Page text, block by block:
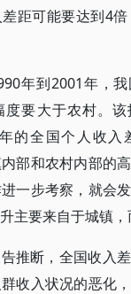
距可能要达到4
年到2001年，
度要大于农村。
的全国个人收入
部和农村内部的
一步考察，就会
主要来自于城镇，
推断，全国收入
收入状况的恶化